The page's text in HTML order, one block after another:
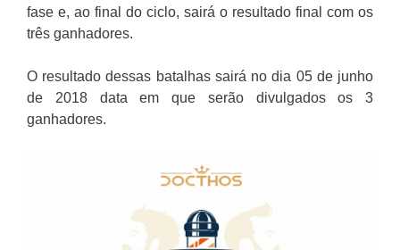
fase e, ao final do ciclo, sairá o resultado final com os
três ganhadores.
O resultado dessas batalhas sairá no dia 05 de junho
de 2018 data em que serão divulgados os 3
ganhadores.